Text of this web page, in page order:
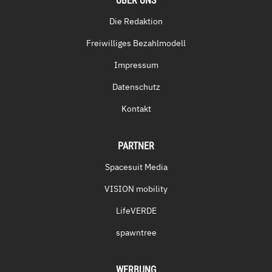
Die Redaktion
Freiwilliges Bezahlmodell
Impressum
Datenschutz
Kontakt
PARTNER
Spacesuit Media
VISION mobility
LifeVERDE
spawntree